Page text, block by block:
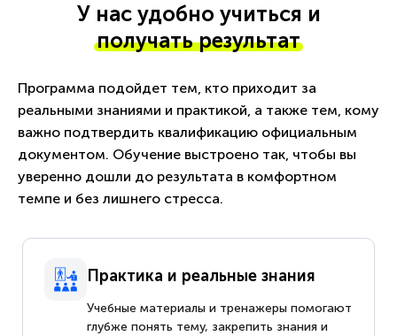
У нас удобно учиться и
получать результат
Программа подойдет тем, кто приходит за
реальными знаниями и практикой, а также тем, кому
важно подтвердить квалификацию официальным
документом. Обучение выстроено так, чтобы вы
уверенно дошли до результата в комфортном
темпе и без лишнего стресса.
Практика и реальные знания
Учебные материалы и тренажеры помогают
глубже понять тему, закрепить знания и